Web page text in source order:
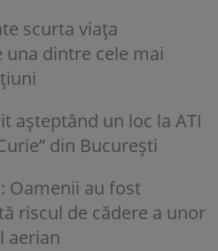
scurta viața
dintre cele mai
așteptând un loc la ATI
din București
Oamenii au fost
riscul de cădere a unor
aerian